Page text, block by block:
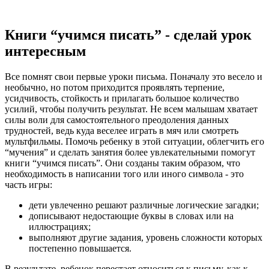
Книги “учимся писать” - сделай урок
интересным
Все помнят свои первые уроки письма. Поначалу это весело и
необычно, но потом приходится проявлять терпение,
усидчивость, стойкость и прилагать большое количество
усилий, чтобы получить результат. Не всем малышам хватает
силы воли для самостоятельного преодоления данных
трудностей, ведь куда веселее играть в мяч или смотреть
мультфильмы. Помочь ребенку в этой ситуации, облегчить его
“мучения” и сделать занятия более увлекательными помогут
книги “учимся писать”. Они созданы таким образом, что
необходимость в написании того или иного символа - это
часть игры:
дети увлеченно решают различные логические загадки;
дописывают недостающие буквы в словах или на
иллюстрациях;
выполняют другие задания, уровень сложности которых
постепенно повышается.